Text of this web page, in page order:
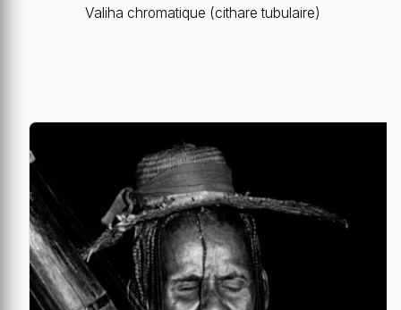
Valiha chromatique (cithare tubulaire)